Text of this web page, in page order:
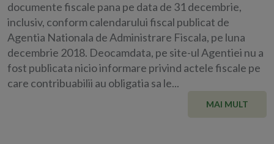
documente fiscale pana pe data de 31 decembrie,
inclusiv, conform calendarului fiscal publicat de
Agentia Nationala de Administrare Fiscala, pe luna
decembrie 2018. Deocamdata, pe site-ul Agentiei nu a
fost publicata nicio informare privind actele fiscale pe
care contribuabilii au obligatia sa le...
MAI MULT